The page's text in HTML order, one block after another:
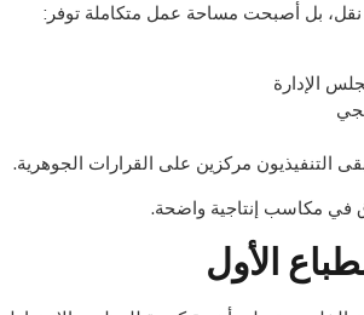
نقل، بل أصبحت مساحة عمل متكاملة توفر:
الإدارة
التنفيذيون مركزين على القرارات الجوهرية.
في مكاسب إنتاجية واضحة.
الأول